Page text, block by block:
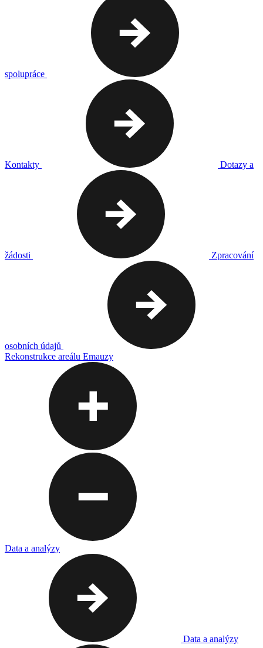
spolupráce
Kontakty Dotazy a
žádosti Zpracování
osobních údajů
Rekonstrukce areálu Emauzy
Data a analýzy
Data a analýzy